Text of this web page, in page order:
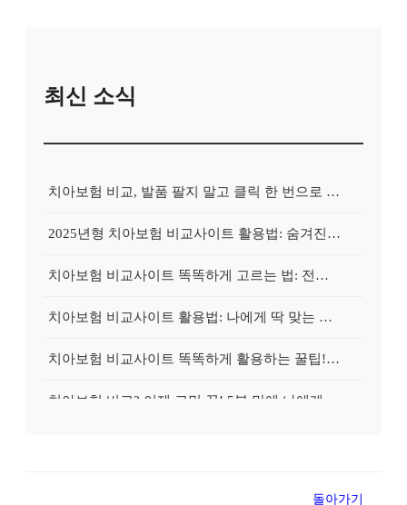
최신 소식
치아보험 비교, 발품 팔지 말고 클릭 한 번으로 끝내는 비법! 후기 대방출
2025년형 치아보험 비교사이트 활용법: 숨겨진 보험금 100% 환급 전략
치아보험 비교사이트 똑똑하게 고르는 법: 전문가가 알려주는 5가지 꿀팁
치아보험 비교사이트 활용법: 나에게 딱 맞는 보험, 손쉽게 찾는 비법 공개
치아보험 비교사이트 똑똑하게 활용하는 꿀팁! 내 보험금 최대 2배로 불리기
돌아가기